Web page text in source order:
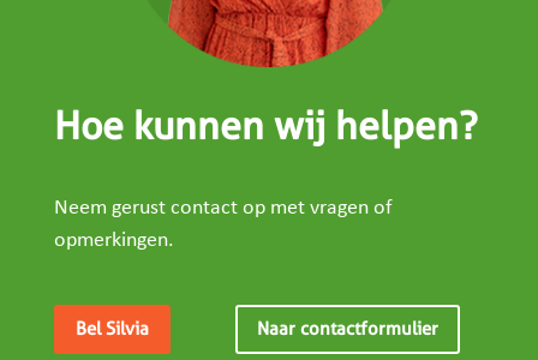
Hoe kunnen wij helpen?
Neem gerust contact op met vragen of
opmerkingen.
Bel Silvia Naar contactformulier